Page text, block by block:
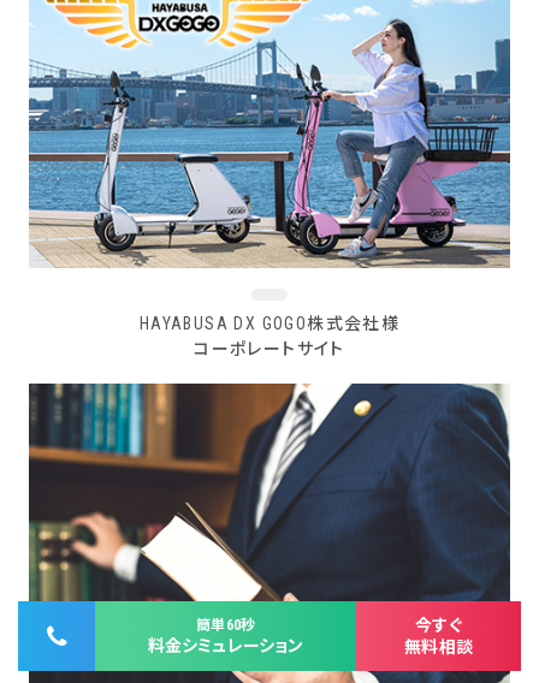
簡単60秒
料金シミュレーション
今すぐ
無料相談
HAYABUSA DX GOGO株式会社様
コーポレートサイト